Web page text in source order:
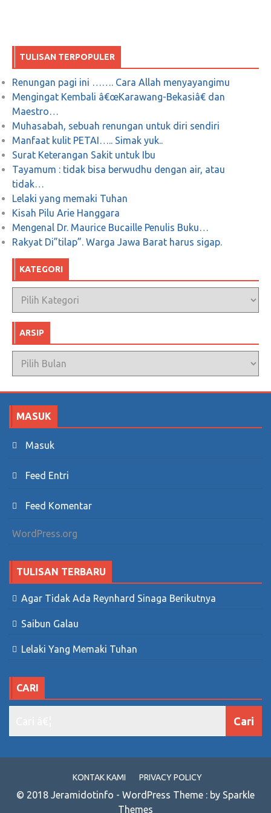
Rizieqem Dellendam Esse
November 21, 2018 0
Tuhan Tak Perlu Dibela
Oktober 22, 2019 0
RASI : Beras Singkong, Kearifan Lokal dari
Kampung Adat Cireundeu
Desember 11, 2017
TULISAN TERPOPULER
Renungan pagi ini ……. Cara Allah menyayangimu
Mengingat Kembali â€œKarawang-Bekasiâ€ dan
Maestro…
Muhasabah, sebuah renungan untuk diri sendiri
Manfaat kulit PETAI….. Simak yuk..
Surat Keterangan Sakit untuk Ibu
Tayamum : tidak bisa berwudhu dengan air, atau
tidak…
Lelaki yang memaki Tuhan
Kisah Pilu Arie Hanggara
Mengenal Dr. Maurice Bucaille Penulis Buku…
Rakyat Di”tilap”. Warga Jawa Barat harus sigap.
KATEGORI
Kategori
ARSIP
Arsip
MASUK
Masuk
Feed Entri
Feed Komentar
WordPress.org
TULISAN TERBARU
Agar Tidak Ada Reynhard Sinaga Berikutnya
Saibun Galau
Lelaki Yang Memaki Tuhan
CARI
KONTAK KAMI PRIVACY POLICY
© 2018 Jeramidotinfo - WordPress Theme : by Sparkle
Themes